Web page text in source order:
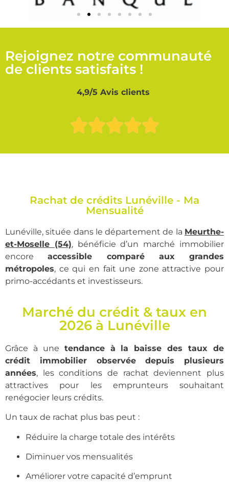
Rejoignez notre communauté
de clients satisfaits !
4,9/5 Avis clients
Rachat de crédits Lunéville - Ma
Mensualité
Lunéville, située dans le département de la Meurthe-
et-Moselle (54), bénéficie d’un marché immobilier
encoreaccessible comparé aux grandes
métropoles, ce qui en fait une zone attractive pour
primo-accédants et investisseurs.
Marché du crédit & taux en
2026 à Lunéville
Grâce à une tendance à la baisse des taux de
crédit immobilier observée depuis plusieurs
années, les conditions de rachat deviennent plus
attractives pour les emprunteurs souhaitant
renégocier leurs crédits.
Un taux de rachat plus bas peut :
Réduire la charge totale des intérêts
Diminuer vos mensualités
Améliorer votre capacité d’emprunt